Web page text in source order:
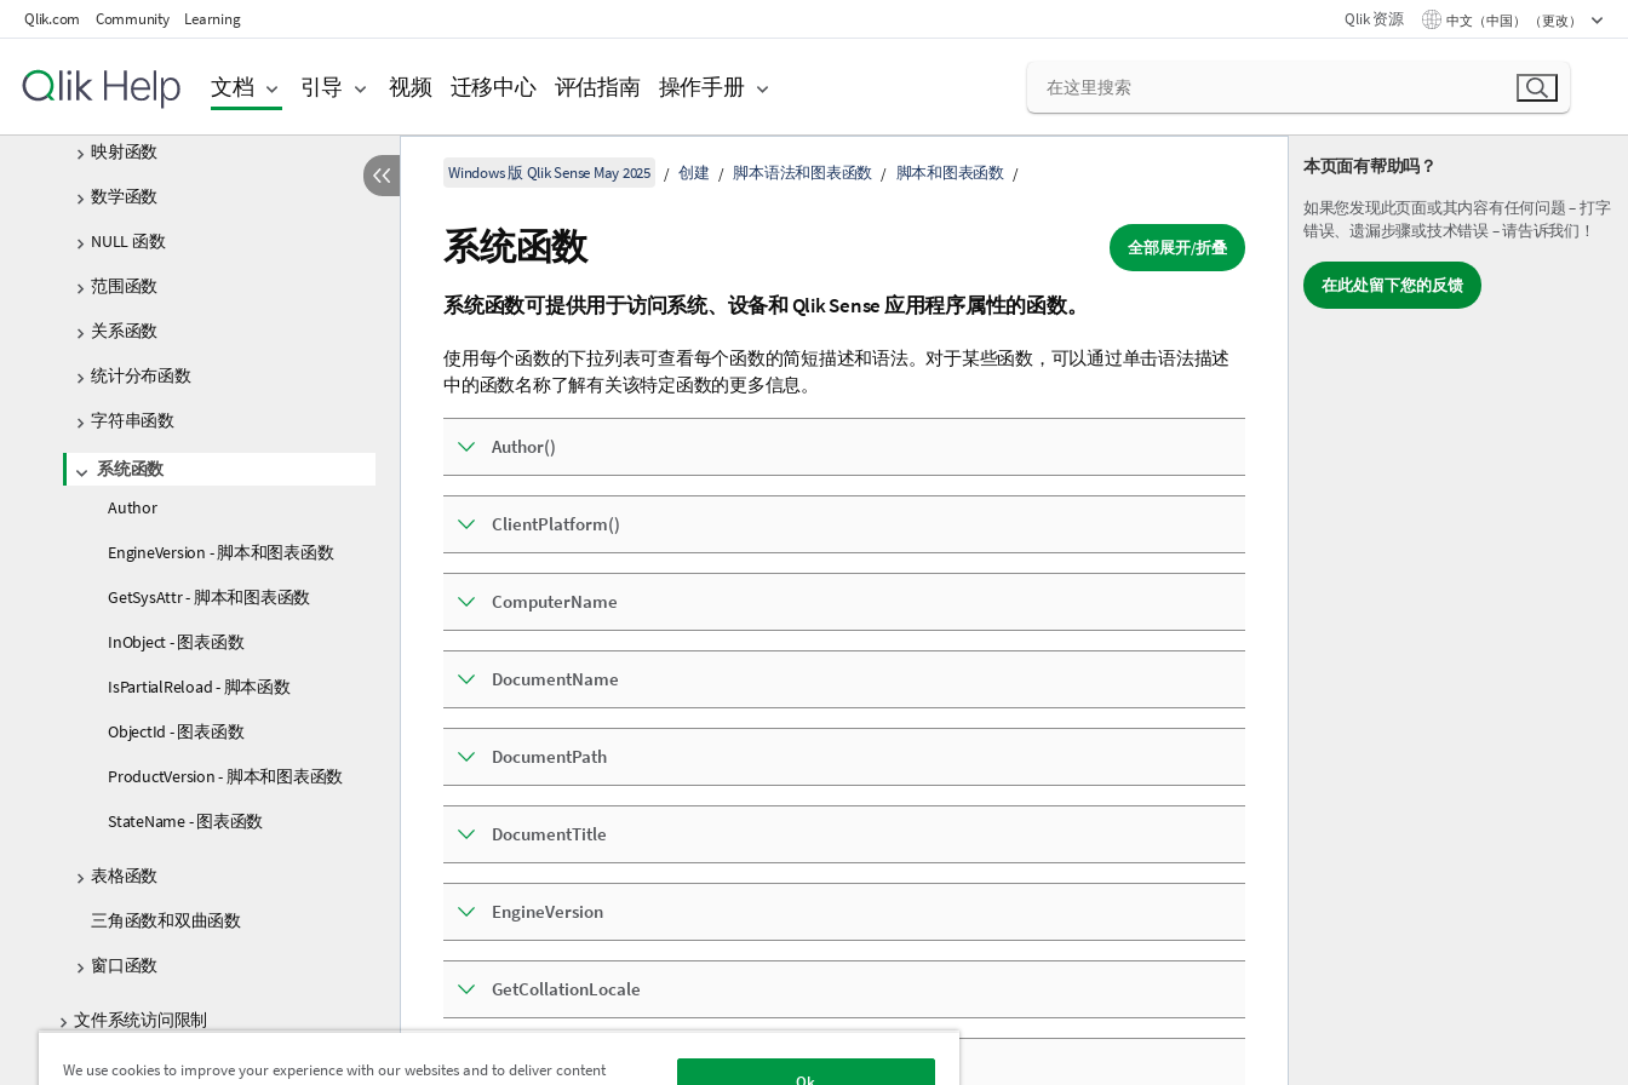
Qlik.com Community Learning Qlik 资源 中文（中国） （更改）
文档 引导 视频 迁移中心 评估指南 操作手册
解释函数
逻辑函数
映射函数
数学函数
NULL 函数
范围函数
关系函数
统计分布函数
字符串函数
系统函数
Author
EngineVersion - 脚本和图表函数
GetSysAttr - 脚本和图表函数
InObject - 图表函数
IsPartialReload - 脚本函数
ObjectId - 图表函数
ProductVersion - 脚本和图表函数
StateName - 图表函数
表格函数
三角函数和双曲函数
窗口函数
文件系统访问限制
图表级别脚本
本页面有帮助吗？
如果您发现此页面或其内容有任何问题 – 打字
错误、遗漏步骤或技术错误 – 请告诉我们！
在此处留下您的反馈
Windows 版 Qlik Sense May 2025 创建 脚本语法和图表函数 脚本和图表函数
全部展开/折叠
系统函数
系统函数可提供用于访问系统、设备和Qlik Sense应用程序属性的函数。
使用每个函数的下拉列表可查看每个函数的简短描述和语法。对于某些函数，可以通过单击语法描述
中的函数名称了解有关该特定函数的更多信息。
Author()
ClientPlatform()
ComputerName
DocumentName
DocumentPath
DocumentTitle
EngineVersion
GetCollationLocale
GetObjectField
We use cookies to improve your experience with our websites and to deliver content